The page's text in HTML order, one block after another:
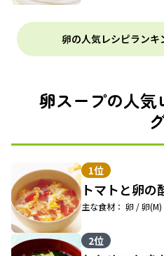
卵の人気レシピランキ
卵スープの人気
1位
トマトと卵
主な食材： 卵 / 卵(M)
2位